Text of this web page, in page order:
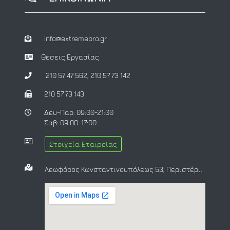
info@extremepro.gr
Θέσεις Εργασίας
210 57 47 562, 210 57 73 142
210 57 73 143
Δευ-Παρ: 09:00-21:00
Σαβ: 09:00-17:00
Στοιχεία Εταιρείας
Λεωφόρος Κωνσταντινουπόλεως 53, Περιστέρι.